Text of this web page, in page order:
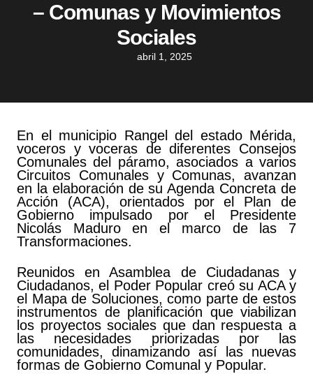
– Comunas y Movimientos
Sociales
abril 1, 2025
En el municipio Rangel del estado Mérida,
voceros y voceras de diferentes Consejos
Comunales del páramo, asociados a varios
Circuitos Comunales y Comunas, avanzan
en la elaboración de su Agenda Concreta de
Acción (ACA), orientados por el Plan de
Gobierno impulsado por el Presidente
Nicolás Maduro en el marco de las 7
Transformaciones.
Reunidos en Asamblea de Ciudadanas y
Ciudadanos, el Poder Popular creó su ACA y
el Mapa de Soluciones, como parte de estos
instrumentos de planificación que viabilizan
los proyectos sociales que dan respuesta a
las necesidades priorizadas por las
comunidades, dinamizando así las nuevas
formas de Gobierno Comunal y Popular.